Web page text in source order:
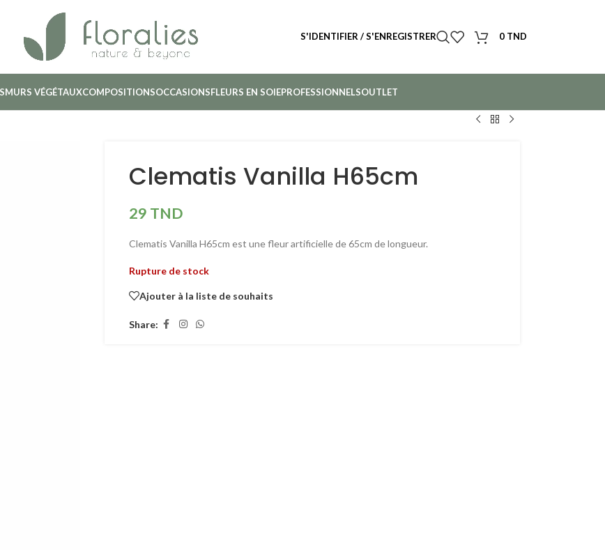
S'IDENTIFIER / S'ENREGISTRER 0 TND
MURS VÉGÉTAUXCOMPOSITIONSOCCASIONSFLEURS EN SOIEPROFESSIONNELSOUTLET
Clematis Vanilla H65cm
29 TND
Clematis Vanilla H65cm est une fleur artificielle de 65cm de longueur.
Rupture de stock
Ajouter à la liste de souhaits
Share: